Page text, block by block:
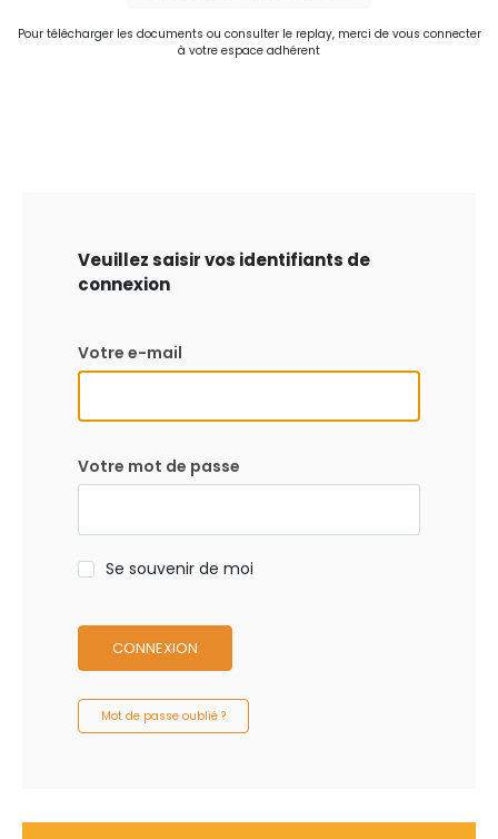
Pour télécharger les documents ou consulter le replay, merci de vous connecter
à votre espace adhérent
Veuillez saisir vos identifiants de
connexion
Votre e-mail
Votre mot de passe
Se souvenir de moi
CONNEXION
Mot de passe oublié ?